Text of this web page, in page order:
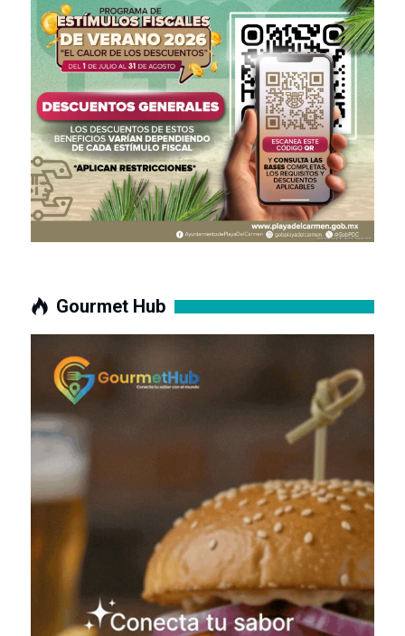
Gourmet Hub